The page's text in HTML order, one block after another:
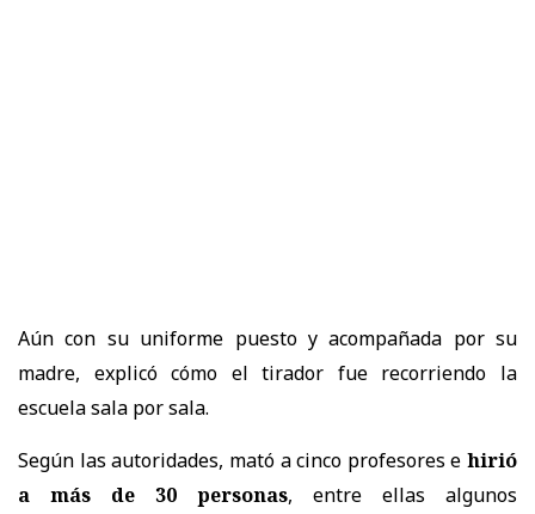
Aún con su uniforme puesto y acompañada por su
madre, explicó cómo el tirador fue recorriendo la
escuela sala por sala.
Según las autoridades, mató a cinco profesores e hirió
a más de 30 personas, entre ellas algunos